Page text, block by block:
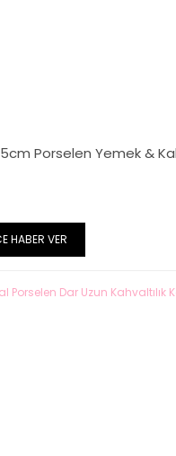
Porselen Yemek &
HABER VER